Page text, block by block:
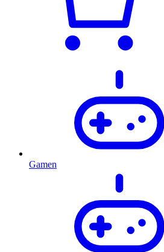
Gamen